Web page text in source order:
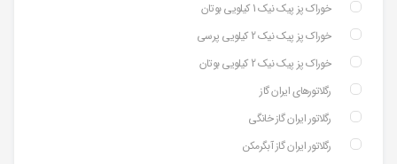
خوراک پز پیک نیک 1 کیلویی بوتان
خوراک پز پیک نیک 2 کیلویی پرسی
خوراک پز پیک نیک 2 کیلویی بوتان
رگلاتورهای ایران گاز
رگلاتور ایران گاز خانگی
رگلاتور ایران گاز آبگرمکن